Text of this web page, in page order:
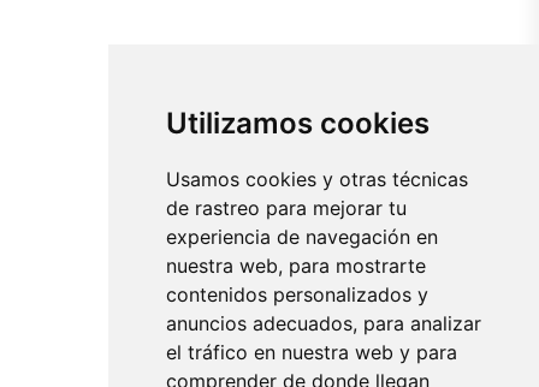
Utilizamos cookies
Usamos cookies y otras técnicas
de rastreo para mejorar tu
experiencia de navegación en
nuestra web, para mostrarte
contenidos personalizados y
anuncios adecuados, para analizar
el tráfico en nuestra web y para
comprender de donde llegan